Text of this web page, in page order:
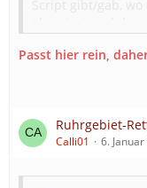
alarmiert und
funktioniert nicht.
Forum) und einmal
im neuen Tab lädt).
Was muss ich
Passt hier rein,
Ruhrgebiet-
Calli01 6.